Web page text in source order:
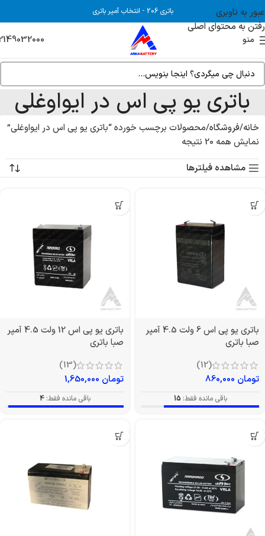
عبور به ناوبری
رفتن به محتوای اصلی
باتری 206 - انتخاب آمپر باتری
منو
باتری یو پی اس در ایواوغلی
خانه فروشگاه محصولات برچسب خورده “باتری یو پی اس در ایواوغلی”
نمایش همه 20 نتیجه
مشاهده فیلترها
باتری یو پی اس 6 ولت 4.5 آمپر
صبا باتری
(12)
تومان
باقی مانده فقط: 15
باتری یو پی اس 12 ولت 4.5 آمپر
صبا باتری
(13)
تومان
باقی مانده فقط: 4